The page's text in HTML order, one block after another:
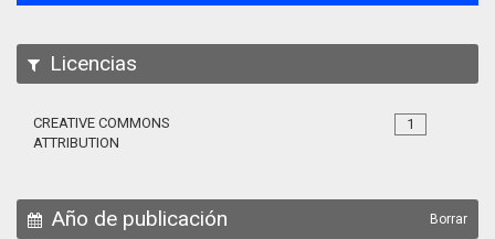
Licencias
1
CREATIVE COMMONS
ATTRIBUTION
Año de publicación Borrar